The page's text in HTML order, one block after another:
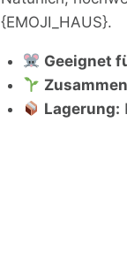
{EMOJI_HAUS}.
Geeignet
Lagerung: